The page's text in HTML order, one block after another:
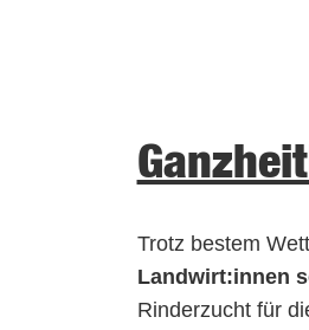
Trotz bestem
Landwirt:innen
Rinderzucht für